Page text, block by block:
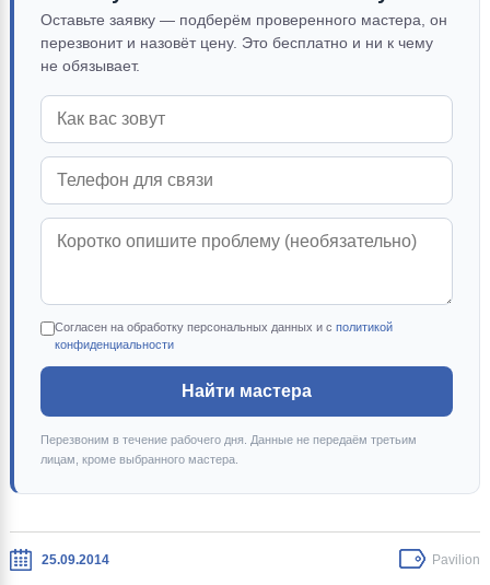
Оставьте заявку — подберём проверенного мастера, он
перезвонит и назовёт цену. Это бесплатно и ни к чему
не обязывает.
Согласен на обработку персональных данных и с политикой
конфиденциальности
Найти мастера
Перезвоним в течение рабочего дня. Данные не передаём третьим
лицам, кроме выбранного мастера.
25.09.2014 Pavilion